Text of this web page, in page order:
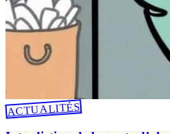
ACTUALITÉS